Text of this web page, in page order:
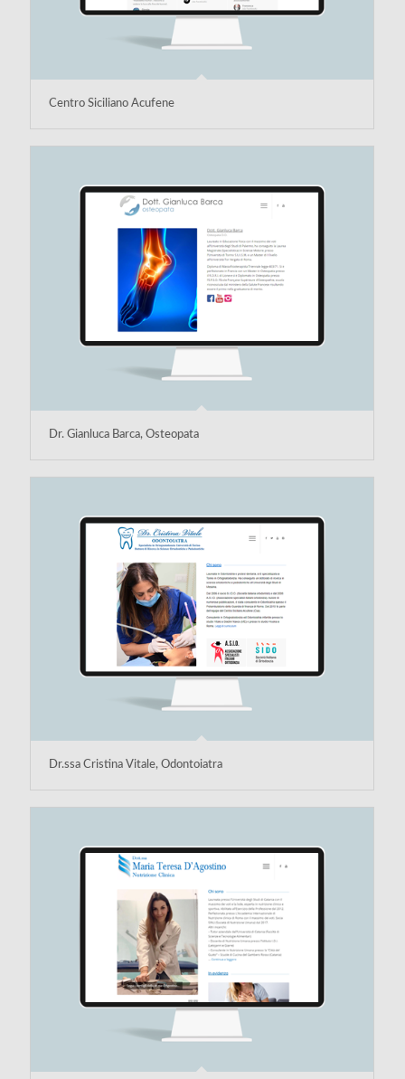
Centro Siciliano Acufene
Dr. Gianluca Barca, Osteopata
Dr.ssa Cristina Vitale, Odontoiatra